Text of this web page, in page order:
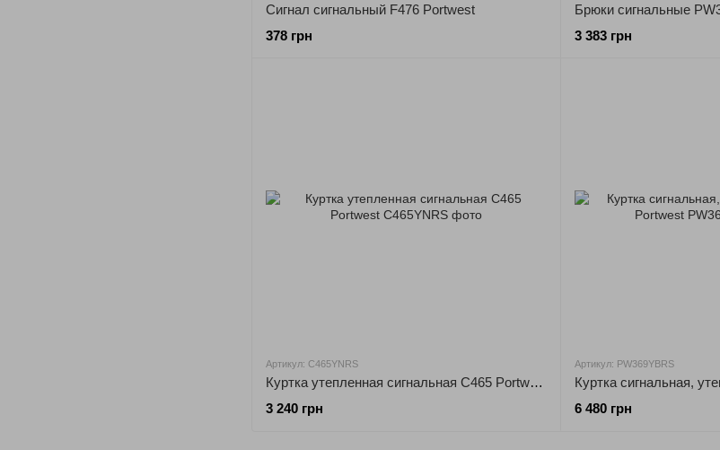
Сигнал сигнальный F476 Portwest
378 грн
Брюки сигнальные
3 383 грн
Артикул: C465YNRS
Куртка утепленная сигнальная C465 Portwest
3 240 грн
Артикул: PW369YBRS
6 480 грн